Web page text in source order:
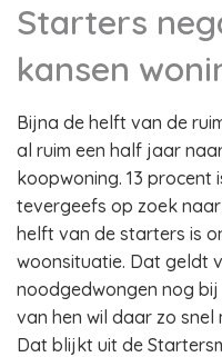
Starters
kansen
Bijna de helft van de
al ruim een half jaar
koopwoning. 13
tevergeefs op zoek
helft van de starters is
woonsituatie. Dat geldt
noodgedwongen nog
van hen wil daar zo snel
Dat blijkt uit de